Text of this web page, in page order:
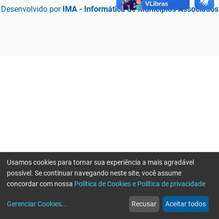
Desenvolvido por IMA - Informática de Municípios Associados
web
Notícias
more_horiz
Mais
Usamos cookies para tornar sua experiência a mais agradável
possível. Se continuar navegando neste site, você assume
concordar com nossa Política de Cookies e Política de privacidade
Gerenciar Cookies... Recusar Aceitar todos
Erro ao enviar informações, por favor tente novamente